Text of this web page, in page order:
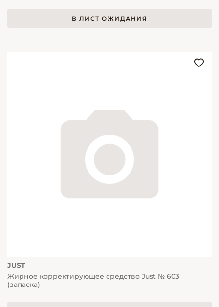
В ЛИСТ ОЖИДАНИЯ
JUST
Жирное корректирующее средство Just № 603
(запаска)